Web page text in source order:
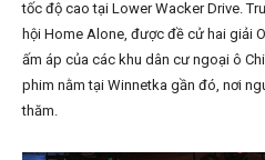
tốc độ cao tại Lower Wacker Drive.
hội Home Alone, được đề cử hai giải
ấm áp của các khu dân cư ngoại ô
phim nằm tại Winnetka gần đó, nơi
thăm.